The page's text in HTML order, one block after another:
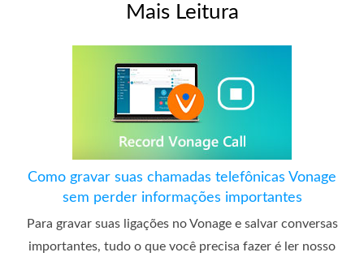
Mais Leitura
Como gravar suas chamadas telefônicas Vonage
sem perder informações importantes
Para gravar suas ligações no Vonage e salvar conversas
importantes, tudo o que você precisa fazer é ler nosso